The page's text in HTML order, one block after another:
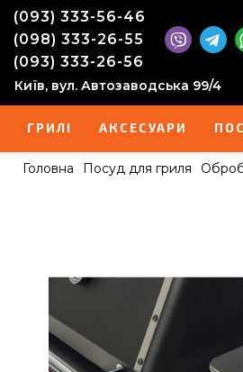
(093) 333-56-46
(098) 333-26-55
(093) 333-26-56
Київ, вул. Автозаводська 99/4
ГРИЛІ АКСЕСУАРИ
Головна Посуд для гриля